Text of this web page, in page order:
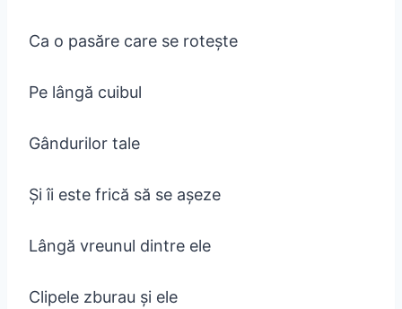
Ca o pasăre care se rotește
Pe lângă cuibul
Gândurilor tale
Și îi este frică să se așeze
Lângă vreunul dintre ele
Clipele zburau și ele